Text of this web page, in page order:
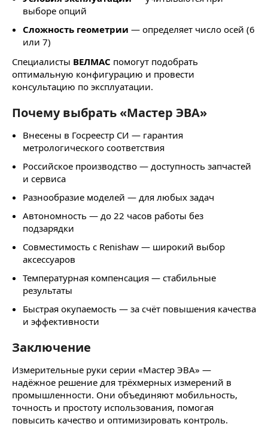
выборе опций
Сложность геометрии — определяет число осей (6
или 7)
Специалисты ВЕЛМАС помогут подобрать
оптимальную конфигурацию и провести
консультацию по эксплуатации.
Почему выбрать «Мастер ЭВА»
Внесены в Госреестр СИ — гарантия
метрологического соответствия
Российское производство — доступность запчастей
и сервиса
Разнообразие моделей — для любых задач
Автономность — до 22 часов работы без
подзарядки
Совместимость с Renishaw — широкий выбор
аксессуаров
Температурная компенсация — стабильные
результаты
Быстрая окупаемость — за счёт повышения качества
и эффективности
Заключение
Измерительные руки серии «Мастер ЭВА» —
надёжное решение для трёхмерных измерений в
промышленности. Они объединяют мобильность,
точность и простоту использования, помогая
повысить качество и оптимизировать контроль.